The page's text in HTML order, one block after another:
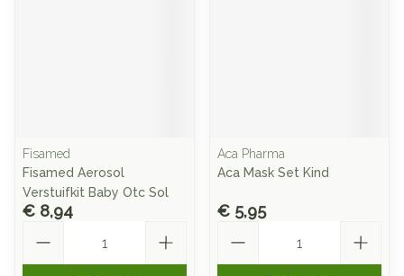
Fisamed
Fisamed Aerosol
Verstuifkit Baby Otc Sol
€ 8,94
Aca Pharma
Aca Mask Set Kind
€ 5,95